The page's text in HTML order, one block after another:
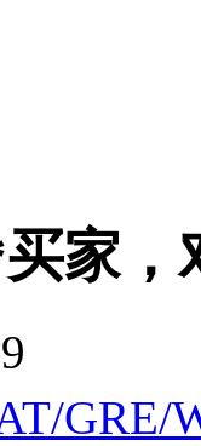
家，
GRE/